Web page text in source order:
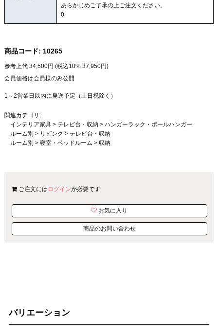
あらかじめご了承の上ご注文ください。
0
商品コード: 10265
参考上代 34,500円 (税込10% 37,950円)
会員価格は会員様のみ公開
1～2営業日以内に発送予定（土日祝除く）
関連カテゴリ:
インテリア家具> テレビ台・収納> ハンガーラック・ポールハンガー
ルーム別 > リビング> テレビ台・収納
ルーム別 > 寝室・ベッドルーム > 収納
ご注文には ログインが必要です
お気に入り
商品のお問い合わせ
バリエーション